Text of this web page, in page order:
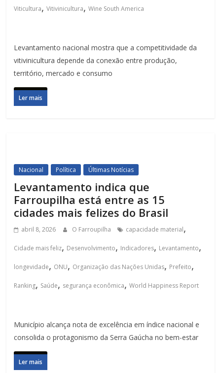
Viticultura,Vitivinicultura,Wine South America
Levantamento nacional mostra que a competitividade da
vitivinicultura depende da conexão entre produção,
território, mercado e consumo
Ler mais
Nacional Política Últimas Notícias
Levantamento indica que
Farroupilha está entre as 15
cidades mais felizes do Brasil
abril 8, 2026 O Farroupilha capacidade material,
Cidade mais feliz, Desenvolvimento, Indicadores, Levantamento,
longevidade, ONU, Organização das Nações Unidas, Prefeito,
Ranking, Saúde, segurança econômica,World Happiness Report
Município alcança nota de excelência em índice nacional e
consolida o protagonismo da Serra Gaúcha no bem-estar
Ler mais